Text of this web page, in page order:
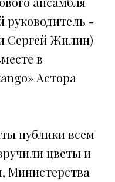
руководитель -
Сергей Жилин)
в
Астора
публики всем
цветы и
Министерства